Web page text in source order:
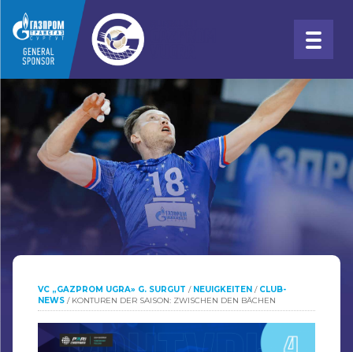
VC „GAZPROM UGRA» G. SURGUT / NEUIGKEITEN / CLUB-
NEWS / KONTUREN DER SAISON: ZWISCHEN DEN BÄCHEN